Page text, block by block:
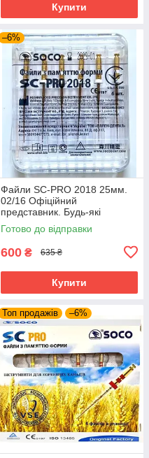
Купити
–6%
Файли SC-PRO 2018 25мм.
02/16 Офіційний
представник. Будь-які
розміри завжди в наявності.
Готово до відправки
600 ₴ 635 ₴
Купити
Топ продажів –6%